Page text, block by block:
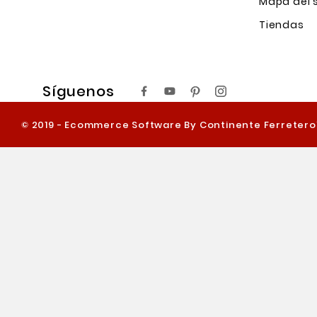
Tiendas
Síguenos
© 2019 - Ecommerce Software By Continente